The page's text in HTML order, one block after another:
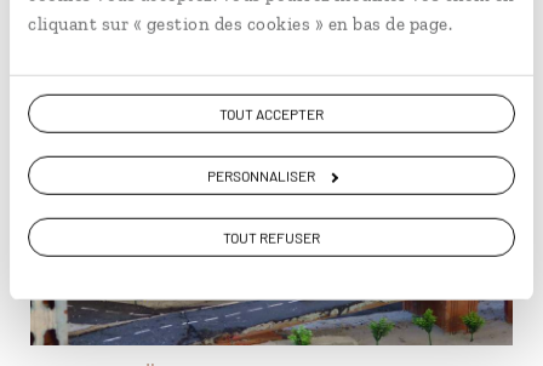
cliquant sur « gestion des cookies » en bas de page.
TOUT ACCEPTER
PERSONNALISER
TOUT REFUSER
retrouve tout son charme…En lire plus
Représentation artistique du quotidien des favelas ©
Olivier Bodart (@beatit!)